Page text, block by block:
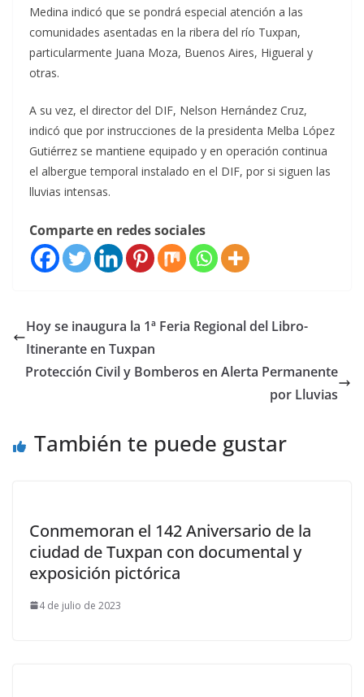
Medina indicó que se pondrá especial atención a las
comunidades asentadas en la ribera del río Tuxpan,
particularmente Juana Moza, Buenos Aires, Higueral y
otras.
A su vez, el director del DIF, Nelson Hernández Cruz,
indicó que por instrucciones de la presidenta Melba López
Gutiérrez se mantiene equipado y en operación continua
el albergue temporal instalado en el DIF, por si siguen las
lluvias intensas.
Comparte en redes sociales
Hoy se inaugura la 1ª Feria Regional del Libro-
Itinerante en Tuxpan
Protección Civil y Bomberos en Alerta Permanente
por Lluvias
También te puede gustar
Conmemoran el 142 Aniversario de la
ciudad de Tuxpan con documental y
exposición pictórica
4 de julio de 2023